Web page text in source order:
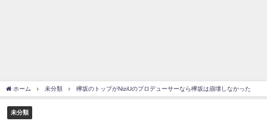
日向坂46まとめのまとめ / 【日向坂46】富田鈴花1st写真集、発売記念記者
会見の模様がこちら！
乃木坂欅坂まとめのまとめ / 【日向坂46】河田陽菜卒業の影響、ガチでデ
カそう...
ホーム 未分類 欅坂のトップがNiziUのプロデューサーなら欅坂は崩壊しなかった
未分類